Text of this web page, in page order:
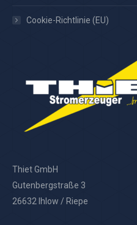
Cookie-Richtlinie (EU)
Thiet GmbH
Gutenbergstraße 3
26632 Ihlow / Riepe